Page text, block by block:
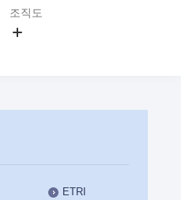
조직도
ETRI CI
ETRI